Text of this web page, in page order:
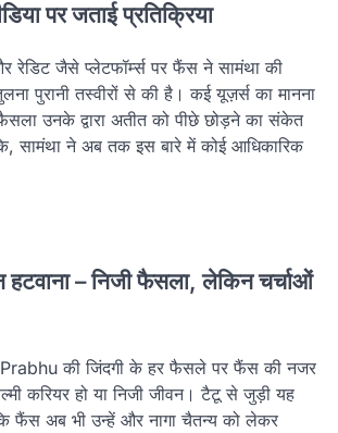
पर जताई प्रतिक्रिया
रेडिट जैसे प्लेटफॉर्म्स पर फैंस ने सामंथा की
पुरानी तस्वीरों से की है। कई यूज़र्स का मानना
उनके द्वारा अतीत को पीछे छोड़ने का संकेत
सामंथा ने अब तक इस बारे में कोई आधिकारिक
हटवाना – निजी फैसला, लेकिन चर्चाओं
की जिंदगी के हर फैसले पर फैंस की नजर
करियर हो या निजी जीवन। टैटू से जुड़ी यह
फैंस अब भी उन्हें और नागा चैतन्य को लेकर